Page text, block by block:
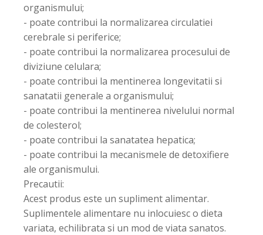
organismului;
- poate contribui la normalizarea circulatiei
cerebrale si periferice;
- poate contribui la normalizarea procesului de
diviziune celulara;
- poate contribui la mentinerea longevitatii si
sanatatii generale a organismului;
- poate contribui la mentinerea nivelului normal
de colesterol;
- poate contribui la sanatatea hepatica;
- poate contribui la mecanismele de detoxifiere
ale organismului.
Precautii:
Acest produs este un supliment alimentar.
Suplimentele alimentare nu inlocuiesc o dieta
variata, echilibrata si un mod de viata sanatos.